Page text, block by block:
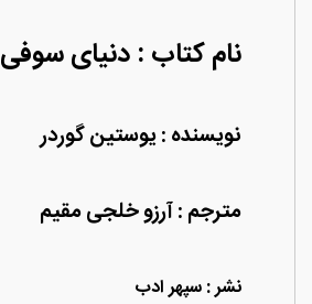
نام کتاب : دنیای سوفی
نویسنده : یوستین گوردر
مترجم : آرزو خلجی مقیم
نشر : سپهر ادب